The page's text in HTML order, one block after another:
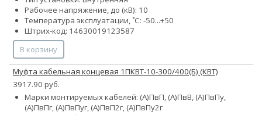
Рабочее напряжение, до (кВ): 10
Температура эксплуатации, ˚С: -50...+50
Штрих-код: 14630019123587
В корзину
Муфта кабельная концевая 1ПКВТ-10-300/400(Б) (КВТ)
3917.90 руб.
Марки монтируемых кабелей: (А)ПвП, (А)ПвВ, (А)ПвПу,
(А)ПвПг, (А)ПвПуг, (А)ПвП2г, (А)ПвПу2г